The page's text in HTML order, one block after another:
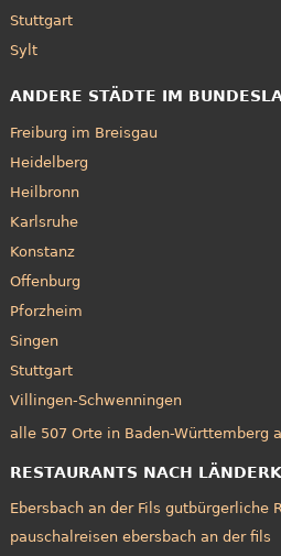
Stuttgart
Sylt
ANDERE STÄDTE IM
Freiburg im Breisgau
Heidelberg
Heilbronn
Karlsruhe
Konstanz
Offenburg
Pforzheim
Singen
Stuttgart
Villingen-Schwenningen
alle 507 Orte in Baden-Württemberg
RESTAURANTS NACH
Ebersbach an der Fils gutbürgerliche
pauschalreisen ebersbach an der fils